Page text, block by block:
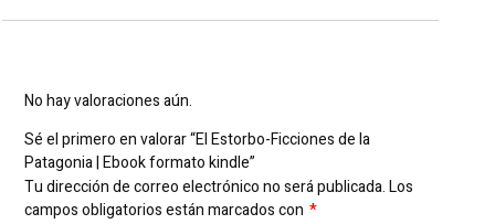
No hay valoraciones aún.
Sé el primero en valorar “El Estorbo-Ficciones de la
Patagonia | Ebook formato kindle”
Tu dirección de correo electrónico no será publicada.Los
campos obligatorios están marcados con *